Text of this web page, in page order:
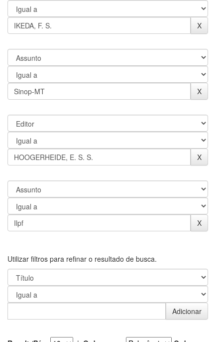
Utilizar filtros para refinar o resultado de busca.